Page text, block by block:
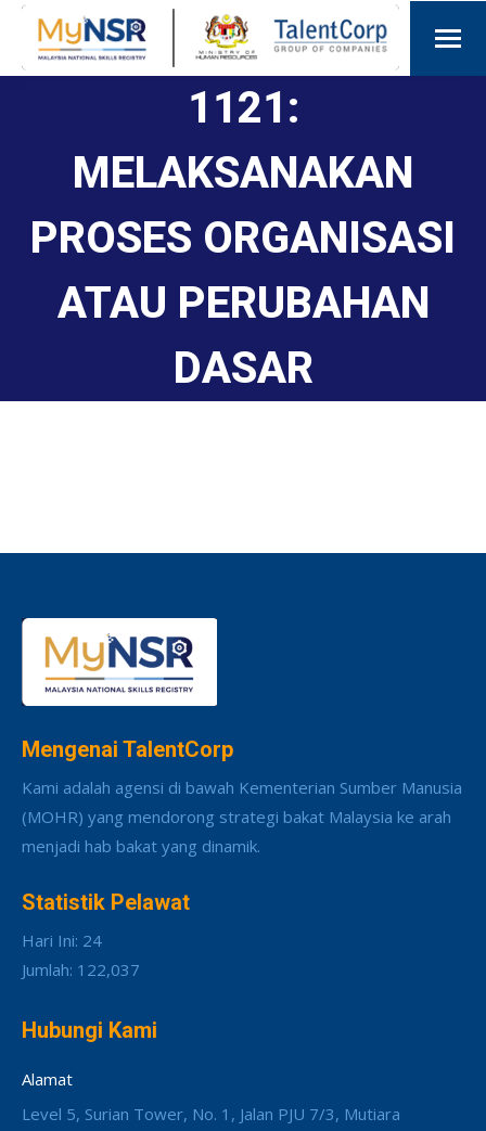
1121:
MELAKSANAKAN
PROSES ORGANISASI
ATAU PERUBAHAN
DASAR
Mengenai TalentCorp
Kami adalah agensi di bawah Kementerian Sumber Manusia
(MOHR) yang mendorong strategi bakat Malaysia ke arah
menjadi hab bakat yang dinamik.
Statistik Pelawat
Hari Ini: 24
Jumlah: 122,037
Hubungi Kami
Alamat
Level 5, Surian Tower, No. 1, Jalan PJU 7/3, Mutiara